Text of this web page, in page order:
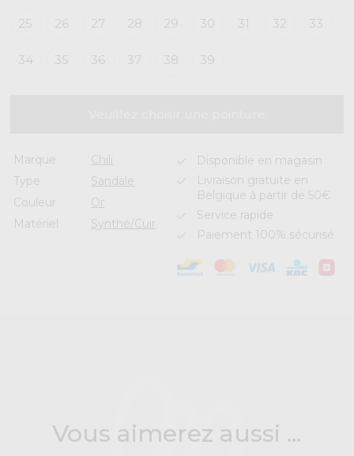
25 26 27 28 29 30 31 32 33
34 35 36 37 38 39
Marque
Chili
Type
Sandale
Couleur
Or
Matériel
Synthé/Cuir
Disponible en magasin
Livraison gratuite en
Belgique à partir de 50€
Service rapide
Paiement 100% sécurisé
Vous aimerez aussi ...